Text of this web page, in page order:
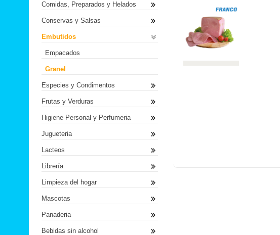
Comidas, Preparados y Helados
Conservas y Salsas
Embutidos
Empacados
Granel
Especies y Condimentos
Frutas y Verduras
Higiene Personal y Perfumeria
Jugueteria
Lacteos
Librería
Limpieza del hogar
Mascotas
Panaderia
Bebidas sin alcohol